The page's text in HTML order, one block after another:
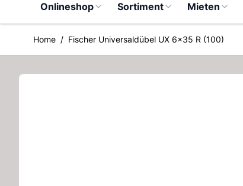
Onlineshop Sortiment Mieten
Home / Fischer Universaldübel UX 6x35 R (100)